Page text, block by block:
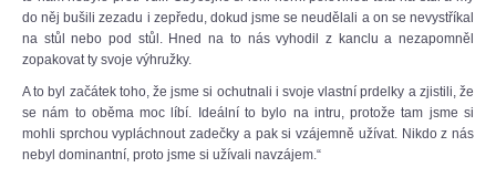
do něj bušili zezadu i zepředu, dokud jsme se neudělali a on se nevystříkal
na stůl nebo pod stůl. Hned na to nás vyhodil z kanclu a nezapomněl
zopakovat ty svoje výhružky.
A to byl začátek toho, že jsme si ochutnali i svoje vlastní prdelky a zjistili, že
se nám to oběma moc líbí. Ideální to bylo na intru, protože tam jsme si
mohli sprchou vypláchnout zadečky a pak si vzájemně užívat. Nikdo z nás
nebyl dominantní, proto jsme si užívali navzájem.“